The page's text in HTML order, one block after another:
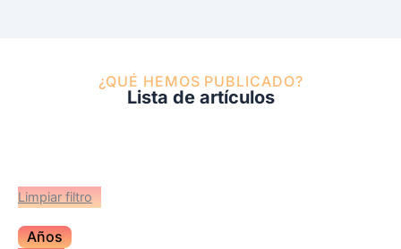
¿QUÉ HEMOS PUBLICADO?
Lista de artículos
Años
Limpiar filtro